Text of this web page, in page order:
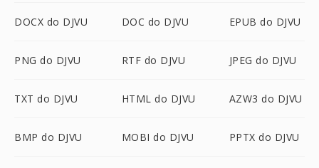
DOCX do DJVU DOC do DJVU EPUB do DJVU
PNG do DJVU RTF do DJVU JPEG do DJVU
TXT do DJVU HTML do DJVU AZW3 do DJVU
BMP do DJVU MOBI do DJVU PPTX do DJVU